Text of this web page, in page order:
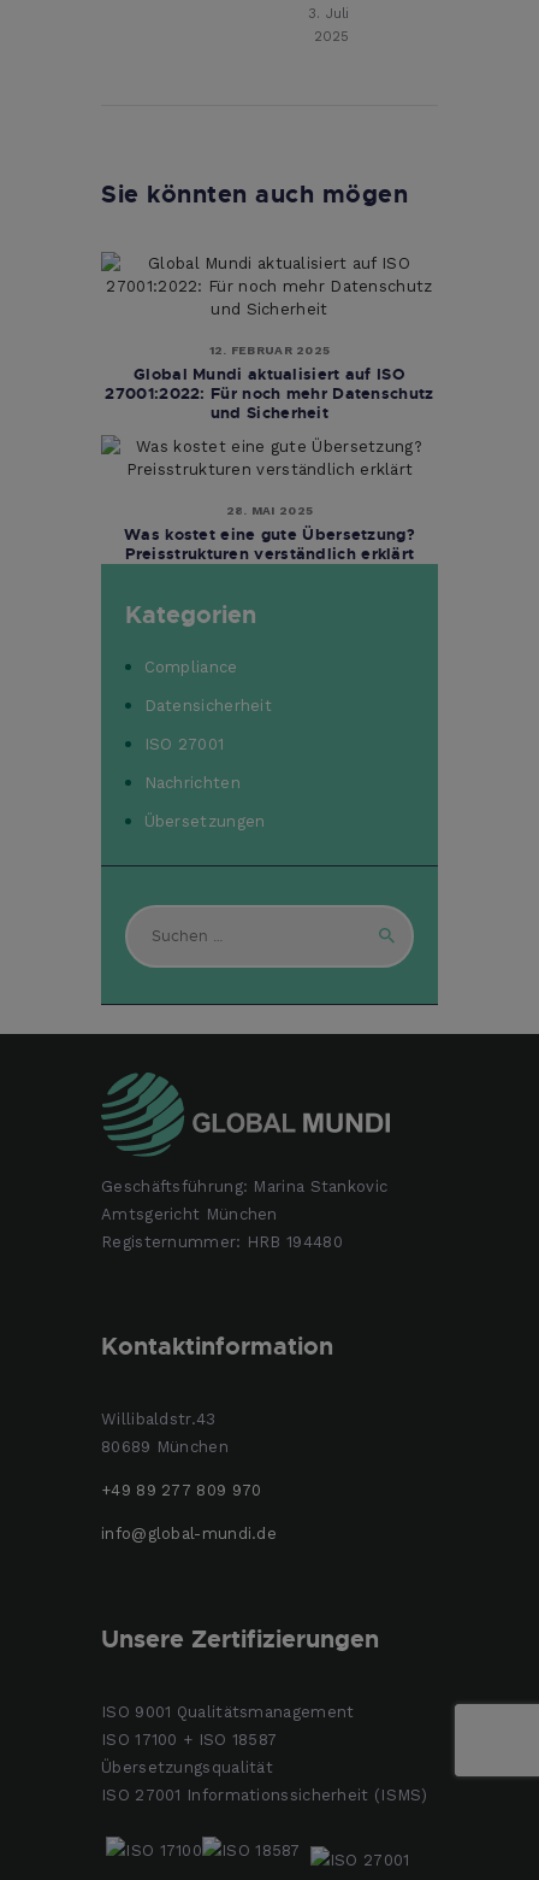
3. Juli
2025
Sie könnten auch mögen
12. FEBRUAR 2025
Global Mundi aktualisiert auf ISO
27001:2022: Für noch mehr Datenschutz
und Sicherheit
28. MAI 2025
Was kostet eine gute Übersetzung?
Preisstrukturen verständlich erklärt
Kategorien
Compliance
Datensicherheit
ISO 27001
Nachrichten
Übersetzungen
Suchen
nach:
Geschäftsführung: Marina Stankovic
Amtsgericht München
Registernummer: HRB 194480
Kontaktinformation
Willibaldstr.43
80689 München
+49 89 277 809 970
info@global-mundi.de
Unsere Zertifizierungen
ISO 9001 Qualitätsmanagement
ISO 17100 + ISO 18587
Übersetzungsqualität
ISO 27001 Informationssicherheit (ISMS)